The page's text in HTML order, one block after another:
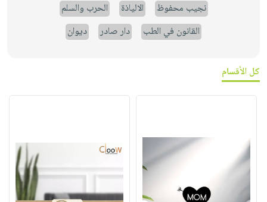
نجيب محفوظ
الالياذة
الحرب والسلم
القانون في الطب
دار صادر ديوان
كل الأقسام